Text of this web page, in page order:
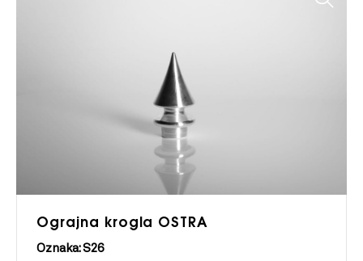
Ograjna krogla OSTRA
Oznaka: S26